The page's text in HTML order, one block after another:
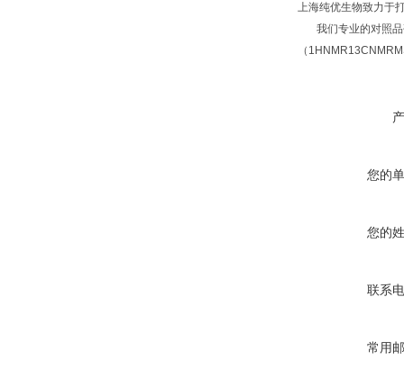
上海纯优生物致力于
我们专业的对照品
（
您的
您的
联系
常用